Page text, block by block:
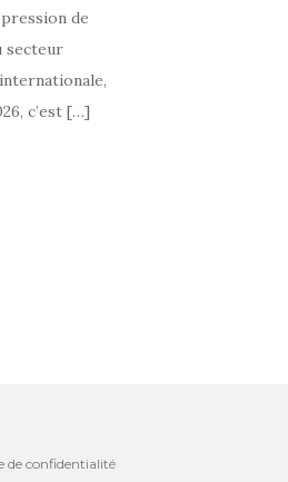
de
secteur
c’est […]
de confidentialité